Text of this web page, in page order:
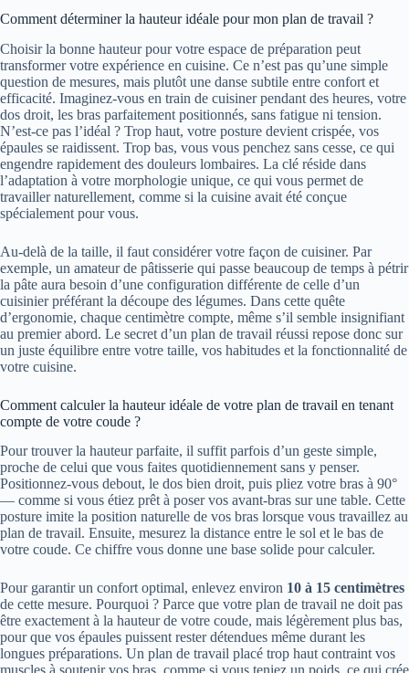
Comment déterminer la hauteur idéale pour mon plan de travail ?
Choisir la bonne hauteur pour votre espace de préparation peut
transformer votre expérience en cuisine. Ce n’est pas qu’une simple
question de mesures, mais plutôt une danse subtile entre confort et
efficacité. Imaginez-vous en train de cuisiner pendant des heures, votre
dos droit, les bras parfaitement positionnés, sans fatigue ni tension.
N’est-ce pas l’idéal ? Trop haut, votre posture devient crispée, vos
épaules se raidissent. Trop bas, vous vous penchez sans cesse, ce qui
engendre rapidement des douleurs lombaires. La clé réside dans
l’adaptation à votre morphologie unique, ce qui vous permet de
travailler naturellement, comme si la cuisine avait été conçue
spécialement pour vous.
Au-delà de la taille, il faut considérer votre façon de cuisiner. Par
exemple, un amateur de pâtisserie qui passe beaucoup de temps à pétrir
la pâte aura besoin d’une configuration différente de celle d’un
cuisinier préférant la découpe des légumes. Dans cette quête
d’ergonomie, chaque centimètre compte, même s’il semble insignifiant
au premier abord. Le secret d’un plan de travail réussi repose donc sur
un juste équilibre entre votre taille, vos habitudes et la fonctionnalité de
votre cuisine.
Comment calculer la hauteur idéale de votre plan de travail en tenant
compte de votre coude ?
Pour trouver la hauteur parfaite, il suffit parfois d’un geste simple,
proche de celui que vous faites quotidiennement sans y penser.
Positionnez-vous debout, le dos bien droit, puis pliez votre bras à 90°
— comme si vous étiez prêt à poser vos avant-bras sur une table. Cette
posture imite la position naturelle de vos bras lorsque vous travaillez au
plan de travail. Ensuite, mesurez la distance entre le sol et le bas de
votre coude. Ce chiffre vous donne une base solide pour calculer.
Pour garantir un confort optimal, enlevez environ 10 à 15 centimètres
de cette mesure. Pourquoi ? Parce que votre plan de travail ne doit pas
être exactement à la hauteur de votre coude, mais légèrement plus bas,
pour que vos épaules puissent rester détendues même durant les
longues préparations. Un plan de travail placé trop haut contraint vos